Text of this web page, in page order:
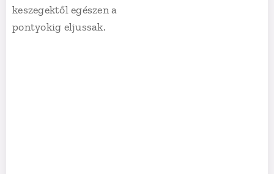
keszegektől egészen a
pontyokig eljussak.